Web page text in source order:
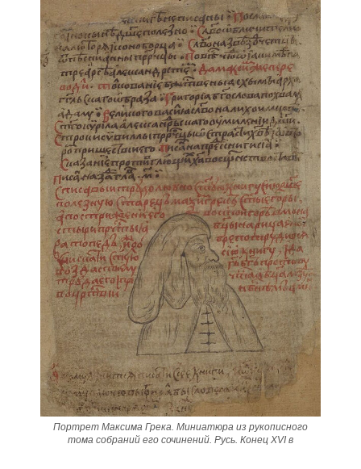
Портрет Максима Грека. Миниатюра из рукописного
тома собраний его сочинений. Русь. Конец XVI в